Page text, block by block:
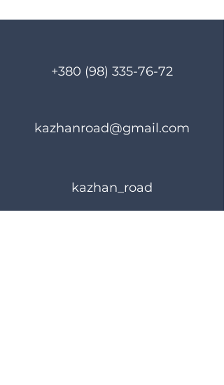
+380 (98) 335-76-72
kazhanroad@gmail.com
kazhan_road